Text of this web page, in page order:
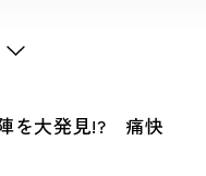
を大発見!? 痛快